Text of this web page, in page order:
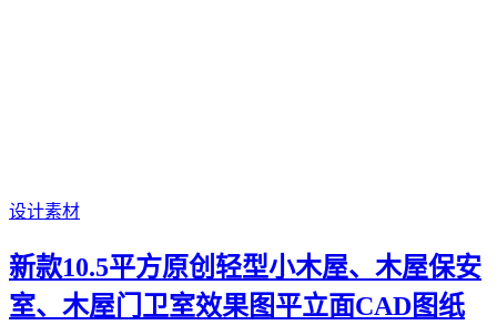
设计素材
新款10.5平方原创轻型小木屋、木屋保安
室、木屋门卫室效果图平立面CAD图纸